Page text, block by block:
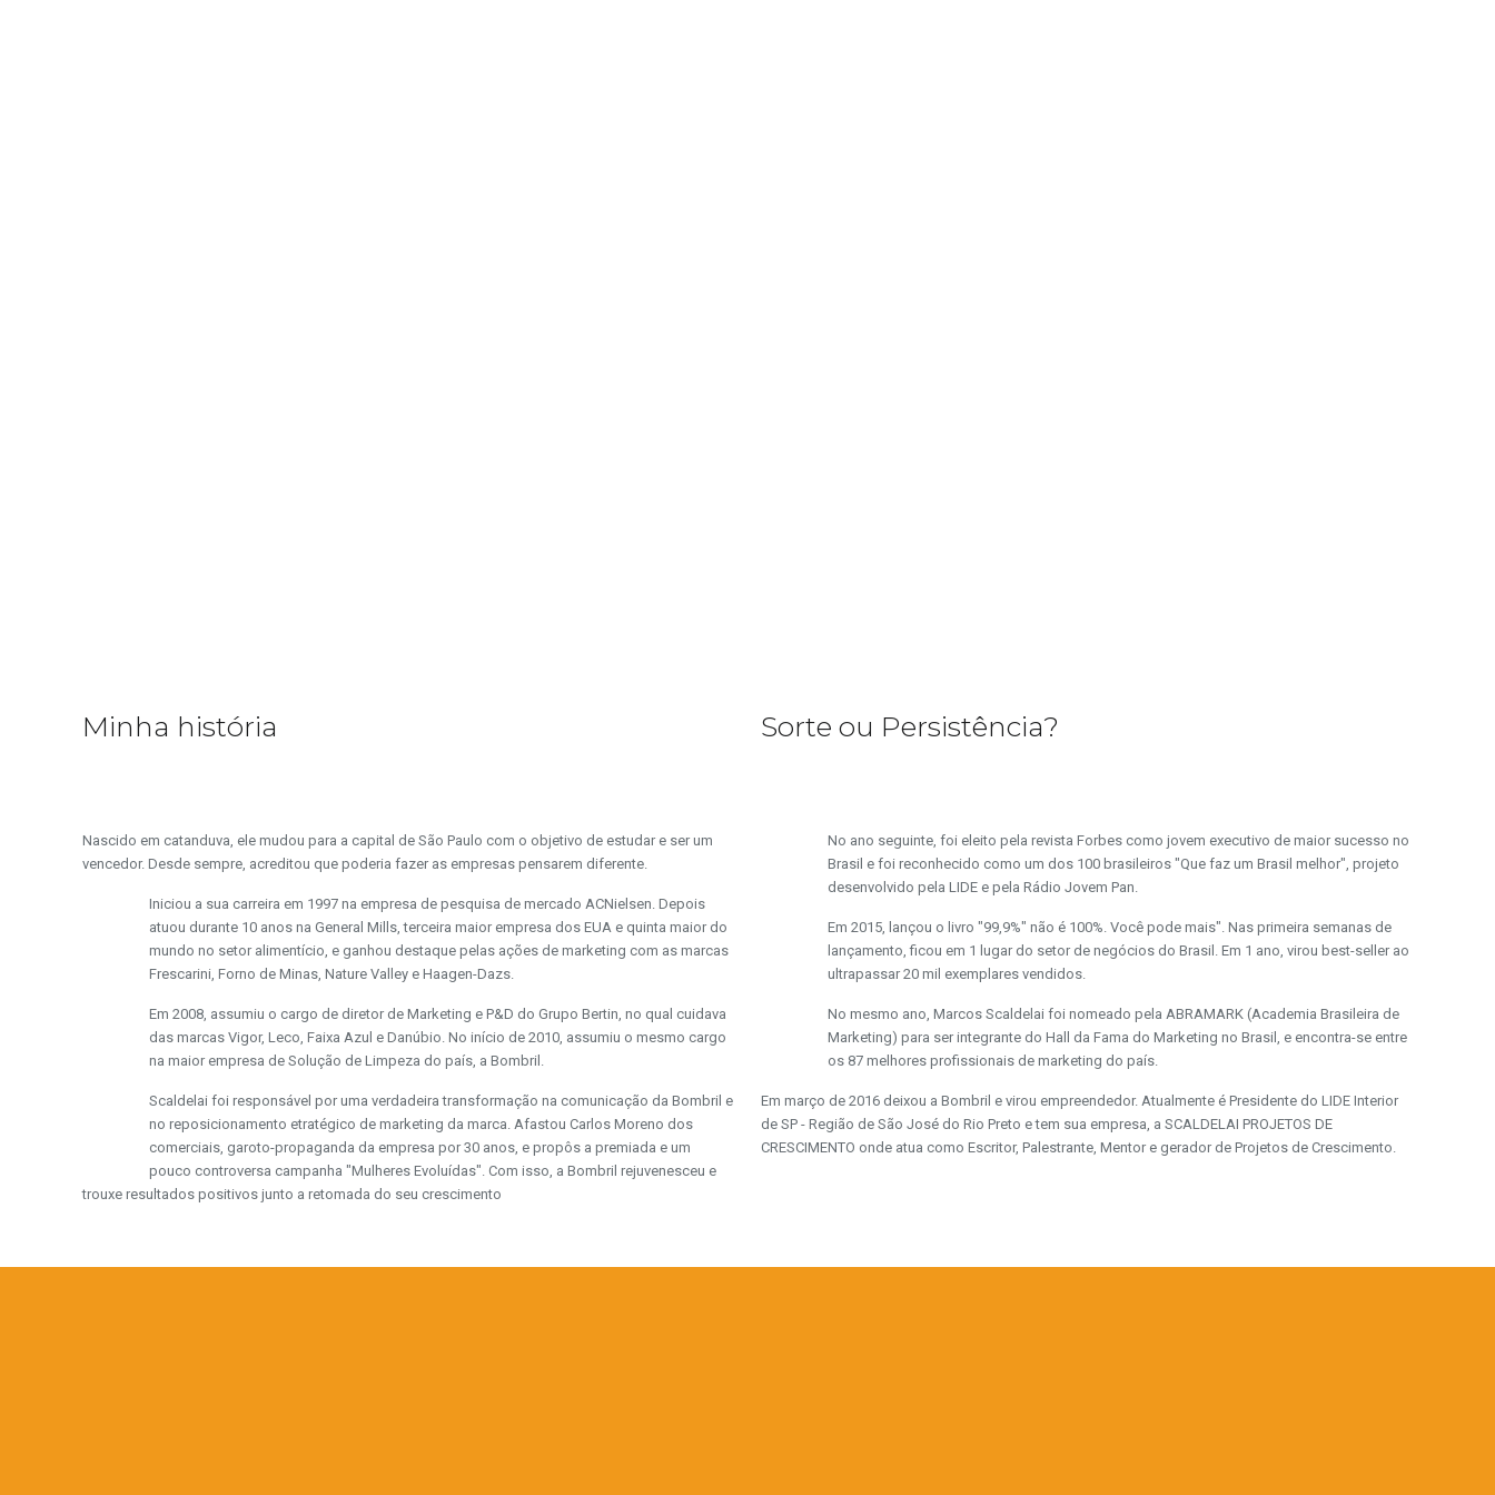
Minha história
Nascido em catanduva, ele mudou para a capital de São Paulo com o objetivo de estudar e ser um
vencedor. Desde sempre, acreditou que poderia fazer as empresas pensarem diferente.
Iniciou a sua carreira em 1997 na empresa de pesquisa de mercado ACNielsen. Depois
atuou durante 10 anos na General Mills, terceira maior empresa dos EUA e quinta maior do
mundo no setor alimentício, e ganhou destaque pelas ações de marketing com as marcas
Frescarini, Forno de Minas, Nature Valley e Haagen-Dazs.
Em 2008, assumiu o cargo de diretor de Marketing e P&D do Grupo Bertin, no qual cuidava
das marcas Vigor, Leco, Faixa Azul e Danúbio. No início de 2010, assumiu o mesmo cargo
na maior empresa de Solução de Limpeza do país, a Bombril.
Scaldelai foi responsável por uma verdadeira transformação na comunicação da Bombril e
no reposicionamento etratégico de marketing da marca. Afastou Carlos Moreno dos
comerciais, garoto-propaganda da empresa por 30 anos, e propôs a premiada e um
pouco controversa campanha "Mulheres Evoluídas". Com isso, a Bombril rejuvenesceu e
trouxe resultados positivos junto a retomada do seu crescimento
Sorte ou Persistência?
No ano seguinte, foi eleito pela revista Forbes como jovem executivo de maior sucesso no
Brasil e foi reconhecido como um dos 100 brasileiros "Que faz um Brasil melhor", projeto
desenvolvido pela LIDE e pela Rádio Jovem Pan.
Em 2015, lançou o livro "99,9%" não é 100%. Você pode mais". Nas primeira semanas de
lançamento, ficou em 1 lugar do setor de negócios do Brasil. Em 1 ano, virou best-seller ao
ultrapassar 20 mil exemplares vendidos.
No mesmo ano, Marcos Scaldelai foi nomeado pela ABRAMARK (Academia Brasileira de
Marketing) para ser integrante do Hall da Fama do Marketing no Brasil, e encontra-se entre
os 87 melhores profissionais de marketing do país.
Em março de 2016 deixou a Bombril e virou empreendedor. Atualmente é Presidente do LIDE Interior
de SP - Região de São José do Rio Preto e tem sua empresa, a SCALDELAI PROJETOS DE
CRESCIMENTO onde atua como Escritor, Palestrante, Mentor e gerador de Projetos de Crescimento.